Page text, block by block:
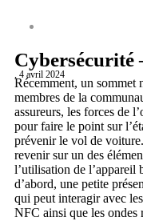
Cybersécurité
, 4 avril 2024
Récemment, un sommet
membres de la
assureurs, les forces de
pour faire le point sur
prévenir le vol de
revenir sur un des
l’utilisation de
d’abord, une petite
qui peut interagir avec
NFC ainsi que les ondes